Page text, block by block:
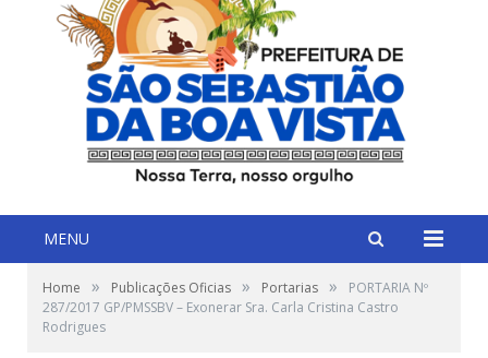
MENU
Home » Publicações Oficias » Portarias »
PORTARIA Nº
287/2017 GP/PMSSBV – Exonerar Sra. Carla Cristina Castro
Rodrigues